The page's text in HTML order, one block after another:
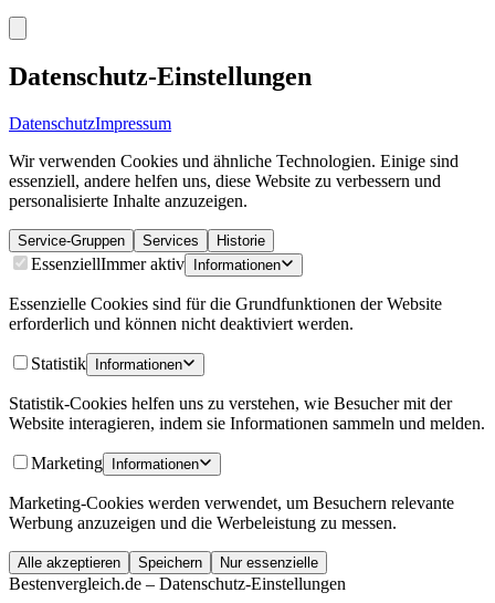
Datenschutz-Einstellungen
DatenschutzImpressum
Wir verwenden Cookies und ähnliche Technologien. Einige sind
essenziell, andere helfen uns, diese Website zu verbessern und
personalisierte Inhalte anzuzeigen.
Service-Gruppen Services Historie
EssenziellImmer aktiv Informationen
Essenzielle Cookies sind für die Grundfunktionen der Website
erforderlich und können nicht deaktiviert werden.
Statistik Informationen
Statistik-Cookies helfen uns zu verstehen, wie Besucher mit der
Website interagieren, indem sie Informationen sammeln und melden.
Marketing Informationen
Marketing-Cookies werden verwendet, um Besuchern relevante
Werbung anzuzeigen und die Werbeleistung zu messen.
Alle akzeptieren Speichern Nur essenzielle
Bestenvergleich.de – Datenschutz-Einstellungen